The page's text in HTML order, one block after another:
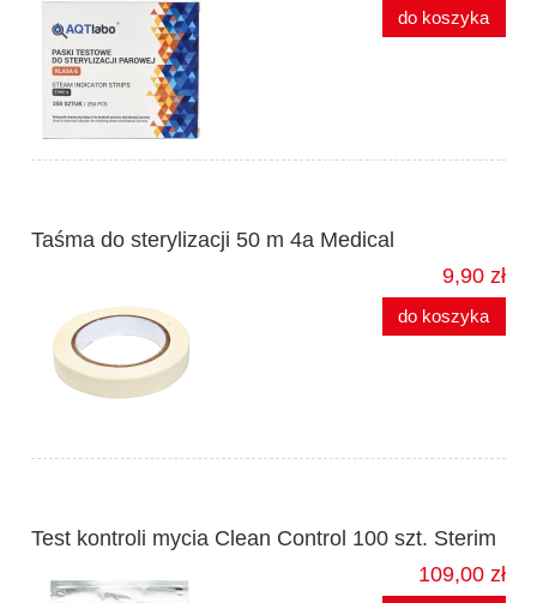
do koszyka
Taśma do sterylizacji 50 m 4a Medical
9,90 zł
do koszyka
Test kontroli mycia Clean Control 100 szt. Sterim
109,00 zł